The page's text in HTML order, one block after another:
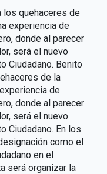
los quehaceres de
experiencia de
donde al parecer
será el nuevo
Ciudadano. Benito
de la
de
donde al parecer
será el nuevo
Ciudadano. En los
como el
en el
será organizar la